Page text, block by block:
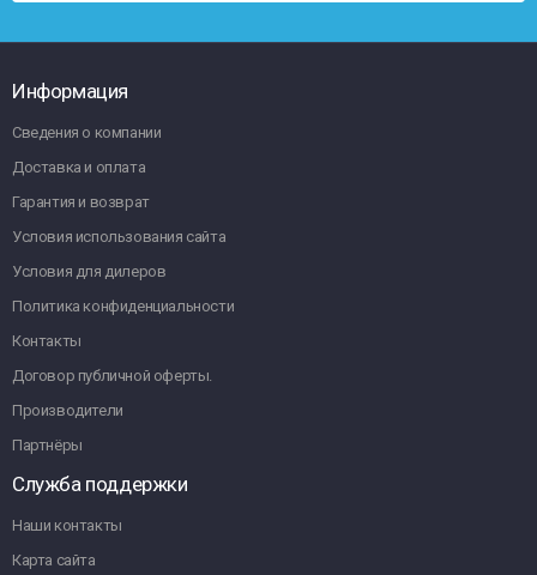
Информация
Сведения о компании
Доставка и оплата
Гарантия и возврат
Условия использования сайта
Условия для дилеров
Политика конфиденциальности
Контакты
Договор публичной оферты.
Производители
Партнёры
Служба поддержки
Наши контакты
Карта сайта